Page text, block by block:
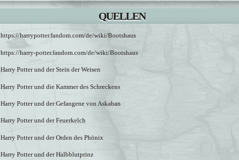
QUELLEN
https://harrypotter.fandom.com/de/wiki/Bootshaus
https://harry-potter.fandom.com/de/wiki/Bootshaus
Harry Potter und der Stein der Weisen
Harry Potter und die Kammer des Schreckens
Harry Potter und der Gefangene von Askaban
Harry Potter und der Feuerkelch
Harry Potter und der Orden des Phönix
Harry Potter und der Halbblutprinz